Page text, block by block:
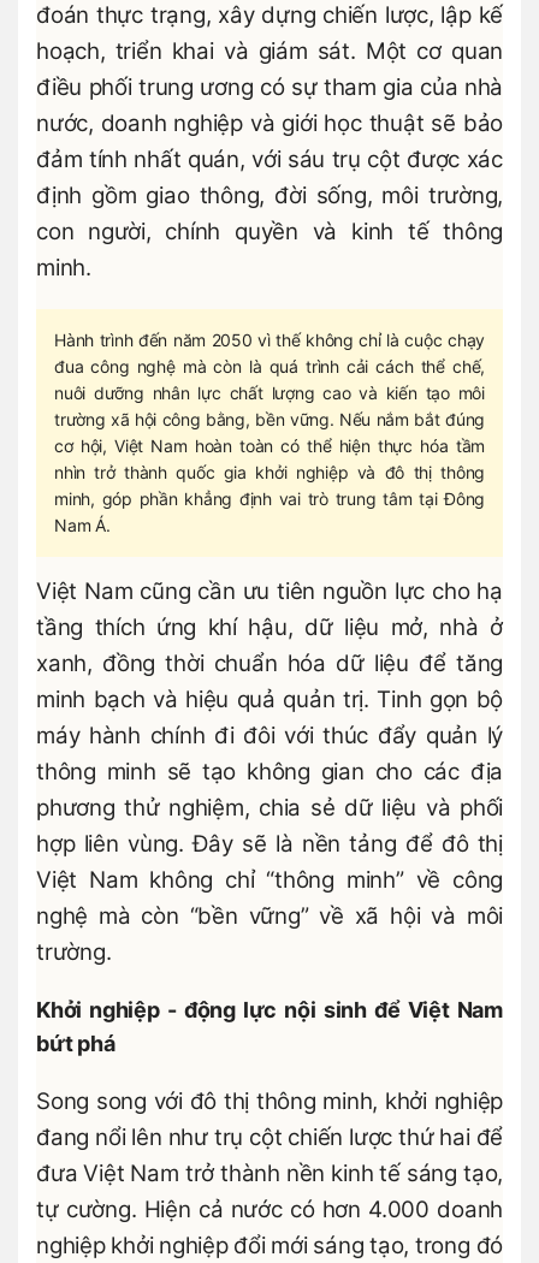
đoán thực trạng, xây dựng chiến lược, lập kế
hoạch, triển khai và giám sát. Một cơ quan
điều phối trung ương có sự tham gia của nhà
nước, doanh nghiệp và giới học thuật sẽ bảo
đảm tính nhất quán, với sáu trụ cột được xác
định gồm giao thông, đời sống, môi trường,
con người, chính quyền và kinh tế thông
minh.
Hành trình đến năm 2050 vì thế không chỉ là cuộc chạy
đua công nghệ mà còn là quá trình cải cách thể chế,
nuôi dưỡng nhân lực chất lượng cao và kiến tạo môi
trường xã hội công bằng, bền vững. Nếu nắm bắt đúng
cơ hội, Việt Nam hoàn toàn có thể hiện thực hóa tầm
nhìn trở thành quốc gia khởi nghiệp và đô thị thông
minh, góp phần khẳng định vai trò trung tâm tại Đông
Nam Á.
Việt Nam cũng cần ưu tiên nguồn lực cho hạ
tầng thích ứng khí hậu, dữ liệu mở, nhà ở
xanh, đồng thời chuẩn hóa dữ liệu để tăng
minh bạch và hiệu quả quản trị. Tinh gọn bộ
máy hành chính đi đôi với thúc đẩy quản lý
thông minh sẽ tạo không gian cho các địa
phương thử nghiệm, chia sẻ dữ liệu và phối
hợp liên vùng. Đây sẽ là nền tảng để đô thị
Việt Nam không chỉ “thông minh” về công
nghệ mà còn “bền vững” về xã hội và môi
trường.
Khởi nghiệp - động lực nội sinh để Việt Nam
bứt phá
Song song với đô thị thông minh, khởi nghiệp
đang nổi lên như trụ cột chiến lược thứ hai để
đưa Việt Nam trở thành nền kinh tế sáng tạo,
tự cường. Hiện cả nước có hơn 4.000 doanh
nghiệp khởi nghiệp đổi mới sáng tạo, trong đó